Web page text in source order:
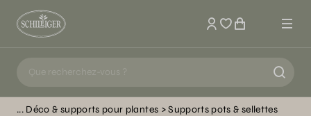
Mon compte
Déco & supports pour plantes Supports pots & sellettes